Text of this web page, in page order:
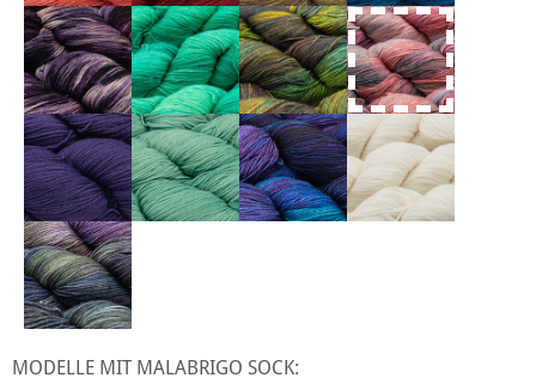
MODELLE MIT MALABRIGO SOCK: